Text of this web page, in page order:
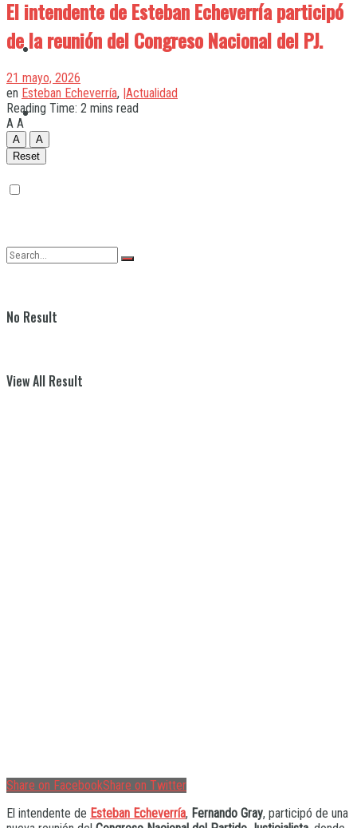
Quilmes
Varela
No Result
View All Result
El intendente de Esteban Echeverría participó
de la reunión del Congreso Nacional del PJ.
21 mayo, 2026
en Esteban Echeverría, |Actualidad
Reading Time: 2 mins read
A A
A
A
Reset
Share on FacebookShare on Twitter
El intendente de Esteban Echeverría, Fernando Gray, participó de una